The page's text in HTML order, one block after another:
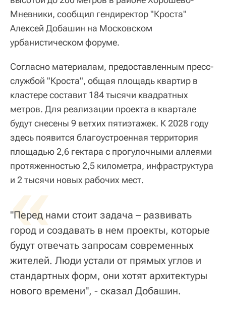
Мневники, сообщил гендиректор "Кроста"
Алексей Добашин на Московском
урбанистическом форуме.
Согласно материалам, предоставленным пресс-
службой "Кроста", общая площадь квартир в
кластере составит 184 тысячи квадратных
метров. Для реализации проекта в квартале
будут снесены 9 ветхих пятиэтажек. К 2028 году
здесь появится благоустроенная территория
площадью 2,6 гектара с прогулочными аллеями
протяженностью 2,5 километра, инфраструктура
и 2 тысячи новых рабочих мест.
«
"Перед нами стоит задача – развивать
город и создавать в нем проекты, которые
будут отвечать запросам современных
жителей. Люди устали от прямых углов и
стандартных форм, они хотят архитектуры
нового времени", - сказал Добашин.